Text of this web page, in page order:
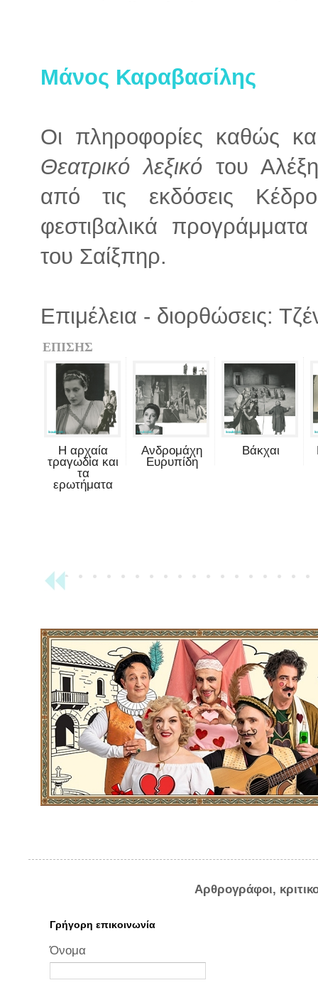
Μάνος Καραβασίλης
Οι πληροφορίες καθώς
Θεατρικό λεξικό του
από τις εκδόσεις
φεστιβαλικά
του Σαίξπηρ.
Επιμέλεια - διορθώσεις:
ΕΠΙΣΗΣ
Η αρχαία
τραγωδία και
τα
ερωτήματα
Ανδρομάχη
Ευρυπίδη
Βάκχαι
Αρθρογράφοι,
Γρήγορη επικοινωνία
Όνομα